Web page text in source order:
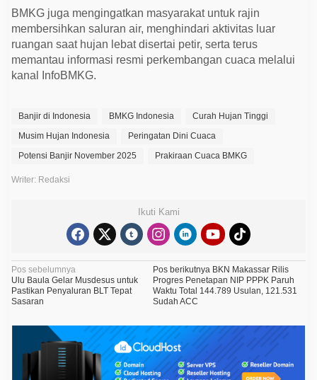
a
BMKG juga mengingatkan masyarakat untuk rajin
membersihkan saluran air, menghindari aktivitas luar
ruangan saat hujan lebat disertai petir, serta terus
memantau informasi resmi perkembangan cuaca melalui
kanal InfoBMKG.
Banjir di Indonesia BMKG Indonesia
Curah Hujan Tinggi
Musim Hujan Indonesia
Peringatan Dini Cuaca
Potensi Banjir November 2025
Prakiraan Cuaca BMKG
Writer: Redaksi
Ikuti Kami
N
a
v
i
Pos sebelumnya
Ulu Baula Gelar Musdesus untuk
Pastikan Penyaluran BLT Tepat
Sasaran
Pos berikutnyaBKN Makassar Rilis
Progres Penetapan NIP PPPK Paruh
Waktu Total 144.789 Usulan, 121.531
Sudah ACC